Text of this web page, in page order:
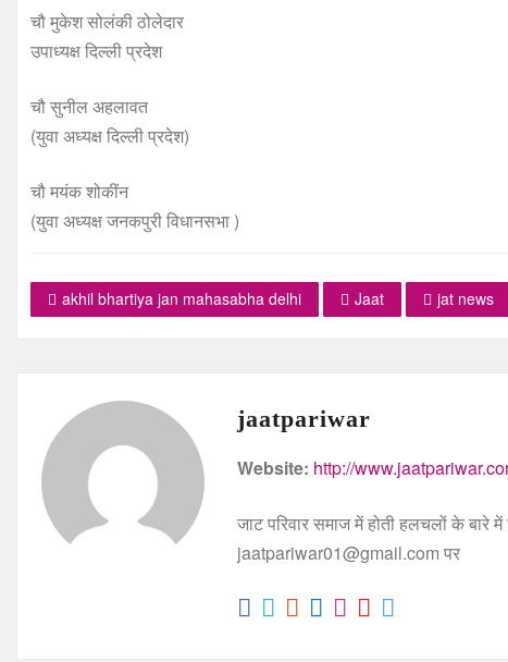
चौ मुकेश सोलंकी ठोलेदार
उपाध्यक्ष दिल्ली प्रदेश
चौ सुनील अहलावत
(युवा अध्यक्ष दिल्ली प्रदेश)
चौ मयंक शोकींन
(युवा अध्यक्ष जनकपुरी विधानसभा )
akhil bhartiya jan mahasabha delhi Jaat jat news
jaatpariwar
Website: http://
जाट परिवार समाज में होती हलचलों के
jaatpariwar01@gmail.com पर